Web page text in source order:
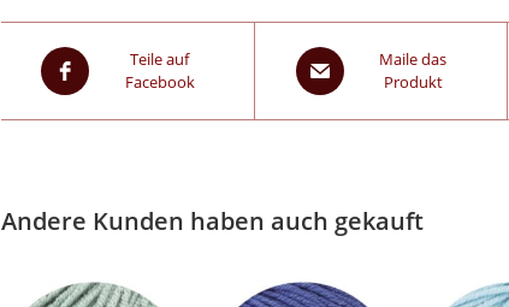
Teile auf
Facebook
Maile das
Produkt
Andere Kunden haben auch gekauft